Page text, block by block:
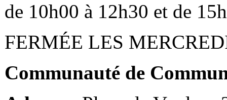
de 10h00 à 12h30 et de
FERMÉE LES
Communauté de